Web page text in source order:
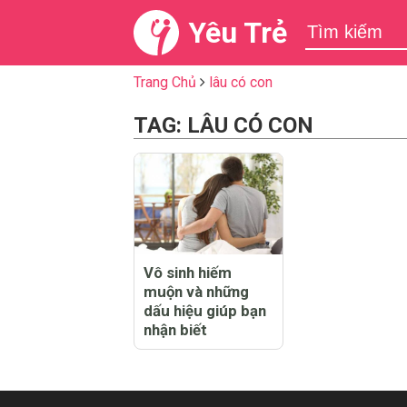
Yêu Trẻ
Trang Chủ lâu có con
TAG: LÂU CÓ CON
Vô sinh hiếm
muộn và những
dấu hiệu giúp bạn
nhận biết